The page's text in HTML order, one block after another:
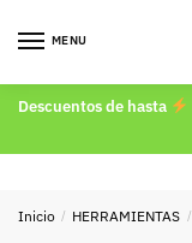
MENU
Descuentos de hasta
Inicio / HERRAMIENTAS /